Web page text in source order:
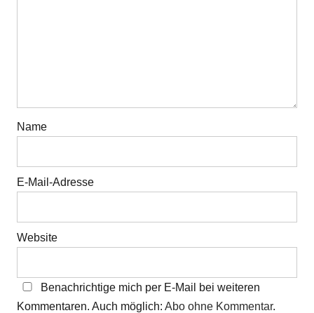
Name
E-Mail-Adresse
Website
Benachrichtige mich per E-Mail bei weiteren
Kommentaren. Auch möglich: Abo ohne Kommentar.